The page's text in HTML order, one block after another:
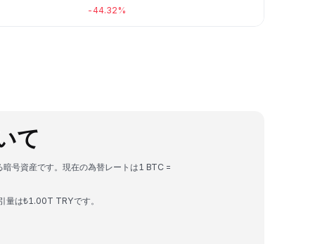
-44.32%
て
号資産です。現在の為替レートは1 BTC =
は₺1.00T TRYです。